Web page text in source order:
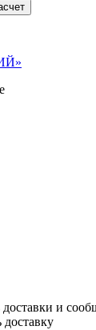
доставки и
доставку